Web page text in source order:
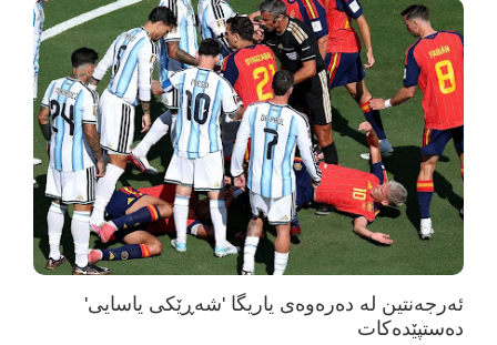
ئەرجەنتین لە دەرەوەی یاریگا 'شەڕێکی یاسایی'
دەستپێدەکات